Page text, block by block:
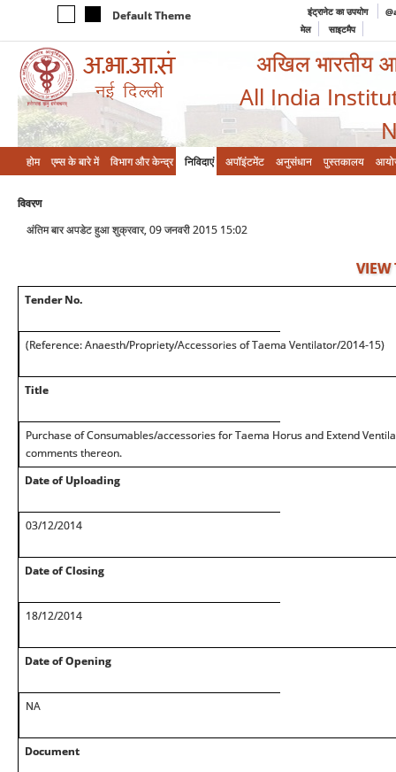
Default Theme इंट्रानेट का उपयोग
मेल
साइटमैप
अखिल भारतीय
All India
होम एम्‍स के बारे में विभाग और केन्‍द्र निविदाएं अपॉइंटमेंट अनुसंधान पुस्तकालय
विवरण
अंतिम बार अपडेट हुआ शुक्रवार, 09 जनवरी 2015 15:02
VIEW
Tender No.
(Reference: Anaesth/Propriety/Accessories of Taema Ventilator/2014-15)
Title
Purchase of Consumables/accessories for Taema Horus and Extend
comments thereon.
Date of Uploading
03/12/2014
Date of Closing
18/12/2014
Date of Opening
NA
Document